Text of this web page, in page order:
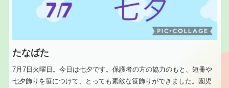
たなばた
7月7日火曜日。今日は七夕です。保護者の方の協力のもと、短冊や
七夕飾りを笹につけて、とっても素敵な笹飾りができました。園児